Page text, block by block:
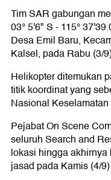
Tim SAR gabungan
03° 5'6" S - 115°
Desa Emil Baru,
Kalsel, pada Rabu (3/
Helikopter ditemukan
titik koordinat yang
Nasional
Pejabat On Scene
seluruh Search and
lokasi hingga
jasad pada Kamis (4/